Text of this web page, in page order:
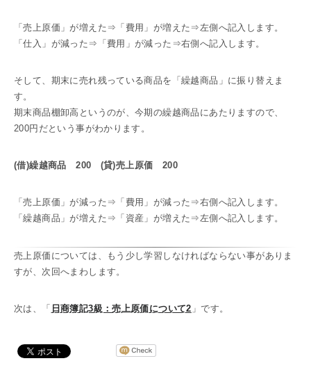
「売上原価」が増えた⇒「費用」が増えた⇒左側へ記入します。
「仕入」が減った⇒「費用」が減った⇒右側へ記入します。
そして、期末に売れ残っている商品を「繰越商品」に振り替えま
す。
期末商品棚卸高というのが、今期の繰越商品にあたりますので、
200円だという事がわかります。
(借)繰越商品 200 (貸)売上原価 200
「売上原価」が減った⇒「費用」が減った⇒右側へ記入します。
「繰越商品」が増えた⇒「資産」が増えた⇒左側へ記入します。
売上原価については、もう少し学習しなければならない事がありま
すが、次回へまわします。
次は、「 日商簿記3級：売上原価について2 」です。